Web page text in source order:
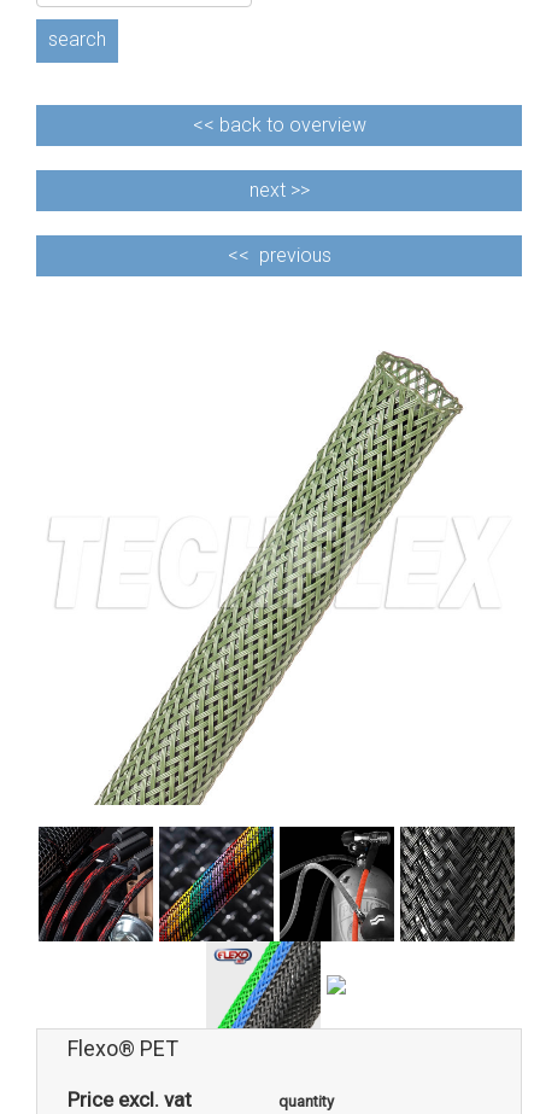
search
<< back to overview
next >>
<< previous
Flexo® PET
Price excl. vat quantity